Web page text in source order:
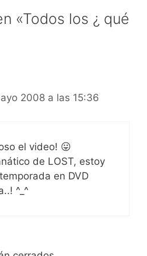
«Todos los ¿ qué
2008 a las 15:36
el video! 😛
de LOST, estoy
en DVD
^_^